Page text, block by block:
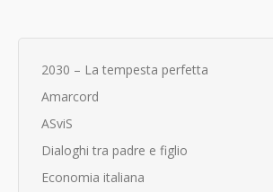
2030 – La tempesta perfetta
Amarcord
ASviS
Dialoghi tra padre e figlio
Economia italiana